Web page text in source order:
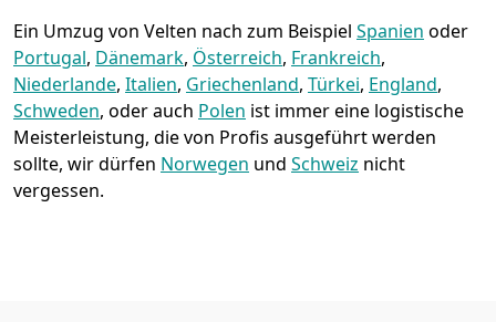
Ein Umzug von Velten nach zum Beispiel Spanien oder
Portugal, Dänemark, Österreich, Frankreich,
Niederlande, Italien, Griechenland, Türkei, England,
Schweden, oder auch Polen ist immer eine logistische
Meisterleistung, die von Profis ausgeführt werden
sollte, wir dürfen Norwegen und Schweiz nicht
vergessen.